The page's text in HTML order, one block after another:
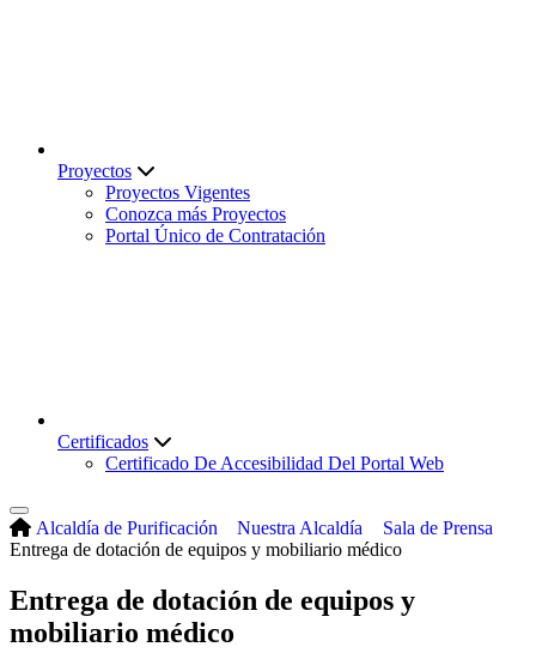
Proyectos
Proyectos Vigentes
Conozca más Proyectos
Portal Único de Contratación
Certificados
Certificado De Accesibilidad Del Portal Web
Alcaldía de Purificación Nuestra Alcaldía
Sala de Prensa
Entrega de dotación de equipos y mobiliario médico
Entrega de dotación de equipos y
mobiliario médico